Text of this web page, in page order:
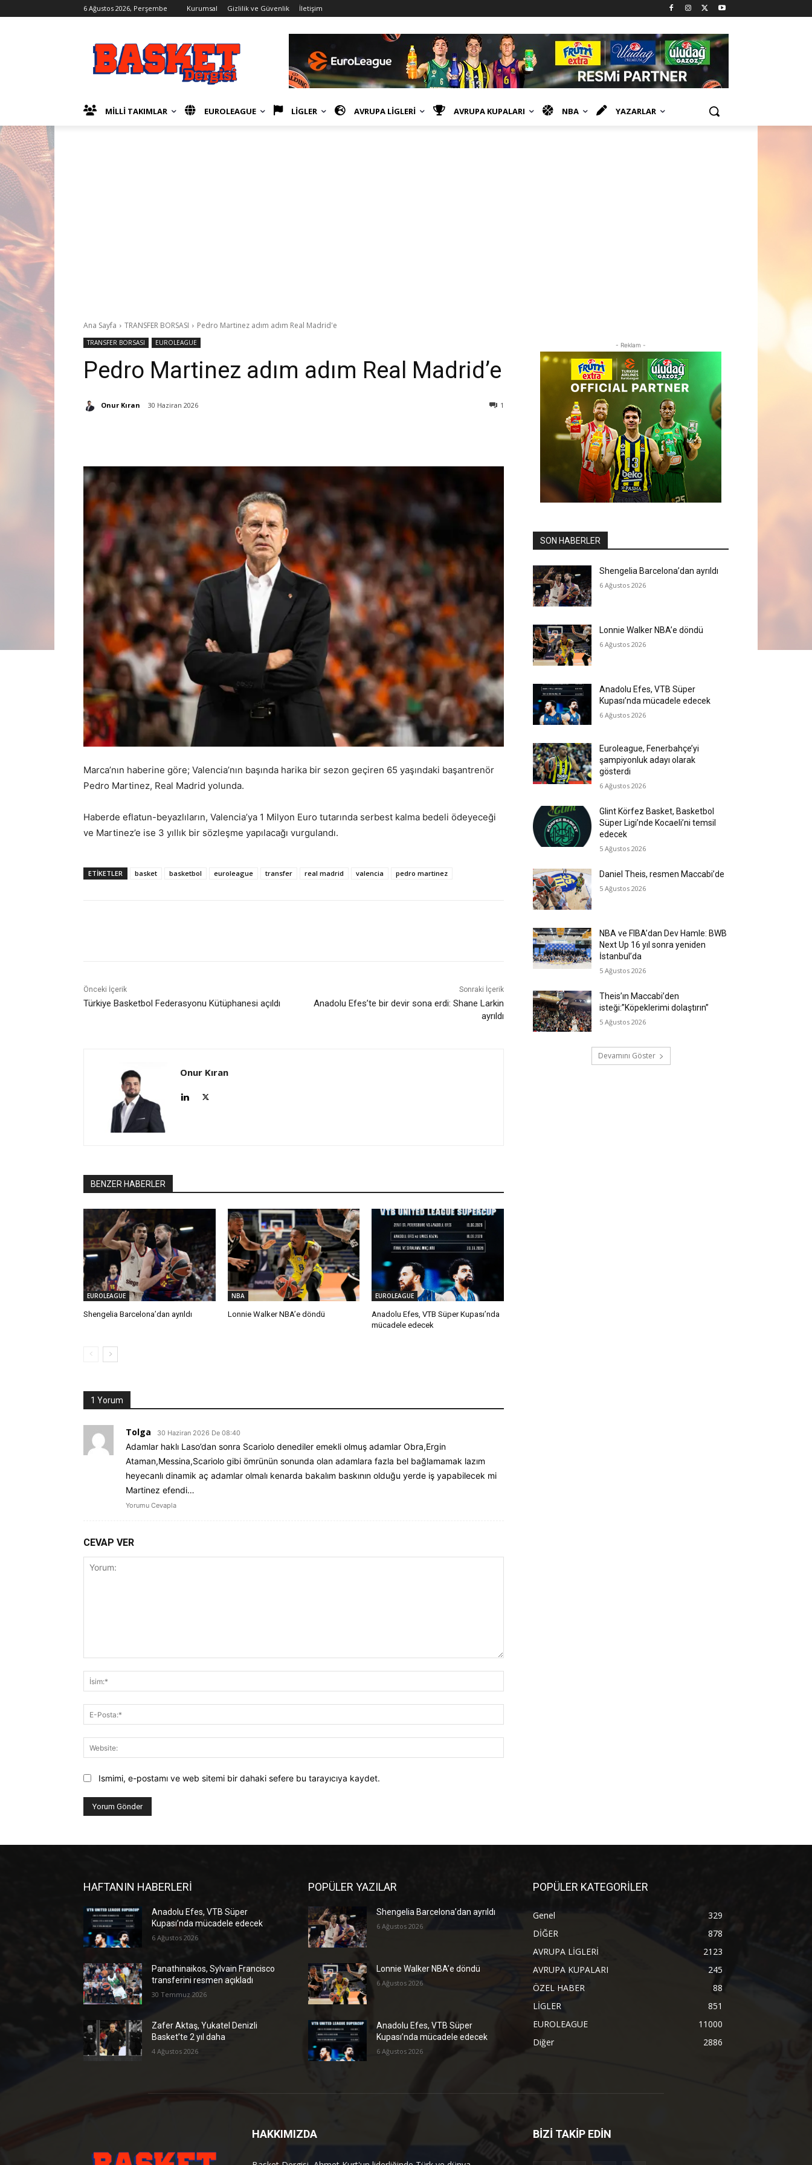
6 Ağustos 2026, Perşembe Kurumsal Gizlilik ve Güvenlik İletişim
MİLLİ TAKIMLAR EUROLEAGUE LİGLER AVRUPA LİGLERİ AVRUPA KUPALARI NBA YAZARLAR
Ana Sayfa TRANSFER BORSASI Pedro Martinez adım adım Real Madrid'e
TRANSFER BORSASI EUROLEAGUE
Pedro Martinez adım adım Real Madrid’e
Onur Kıran 30 Haziran 2026 1
Marca’nın haberine göre; Valencia’nın başında harika bir sezon geçiren 65 yaşındaki başantrenör
Pedro Martinez, Real Madrid yolunda.
Haberde eflatun-beyazlıların, Valencia’ya 1 Milyon Euro tutarında serbest kalma bedeli ödeyeceği
ve Martinez’e ise 3 yıllık bir sözleşme yapılacağı vurgulandı.
ETIKETLER basket basketbol euroleague transfer real madrid valencia pedro martinez
Önceki İçerik
Türkiye Basketbol Federasyonu Kütüphanesi açıldı
Sonraki İçerik
Anadolu Efes’te bir devir sona erdi: Shane Larkin
ayrıldı
Onur Kıran
BENZER HABERLER
EUROLEAGUE
Shengelia Barcelona’dan ayrıldı
NBA
Lonnie Walker NBA’e döndü
EUROLEAGUE
Anadolu Efes, VTB Süper Kupası’nda
mücadele edecek
1 Yorum
Tolga 30 Haziran 2026 De 08:40
Adamlar haklı Laso’dan sonra Scariolo denediler emekli olmuş adamlar Obra,Ergin
Ataman,Messina,Scariolo gibi ömrünün sonunda olan adamlara fazla bel bağlamamak lazım
heyecanlı dinamik aç adamlar olmalı kenarda bakalım baskının olduğu yerde iş yapabilecek mi
Martinez efendi…
Yorumu Cevapla
CEVAP VER
Posta:*
Ismimi, e-postamı ve web sitemi bir dahaki sefere bu tarayıcıya kaydet.
- Reklam -
SON HABERLER
Shengelia Barcelona’dan ayrıldı
6 Ağustos 2026
Lonnie Walker NBA’e döndü
6 Ağustos 2026
Anadolu Efes, VTB Süper
Kupası’nda mücadele edecek
6 Ağustos 2026
Euroleague, Fenerbahçe’yi
şampiyonluk adayı olarak
gösterdi
6 Ağustos 2026
Glint Körfez Basket, Basketbol
Süper Ligi’nde Kocaeli’ni temsil
edecek
5 Ağustos 2026
Daniel Theis, resmen Maccabi’de
5 Ağustos 2026
NBA ve FIBA’dan Dev Hamle: BWB
Next Up 16 yıl sonra yeniden
İstanbul’da
5 Ağustos 2026
Theis’ın Maccabi’den
isteği:”Köpeklerimi dolaştırın”
5 Ağustos 2026
Devamını Göster
HAFTANIN HABERLERİ
Anadolu Efes, VTB Süper
Kupası’nda mücadele edecek
6 Ağustos 2026
Panathinaikos, Sylvain Francisco
transferini resmen açıkladı
30 Temmuz 2026
Zafer Aktaş, Yukatel Denizli
Basket’te 2 yıl daha
4 Ağustos 2026
POPÜLER YAZILAR
Shengelia Barcelona’dan ayrıldı
6 Ağustos 2026
Lonnie Walker NBA’e döndü
6 Ağustos 2026
Anadolu Efes, VTB Süper
Kupası’nda mücadele edecek
6 Ağustos 2026
POPÜLER KATEGORİLER
Genel
329
DİĞER
878
AVRUPA LİGLERİ
2123
AVRUPA KUPALARI
245
ÖZEL HABER
88
LİGLER
851
EUROLEAGUE
11000
Diğer
2886
HAKKIMIZDA BİZİ TAKİP EDİN